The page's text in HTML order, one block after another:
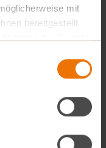
mit
bereitgestellt
soziales